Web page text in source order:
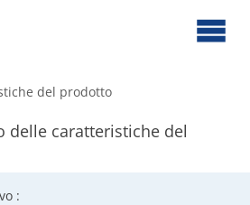
del prodotto
delle caratteristiche del
: